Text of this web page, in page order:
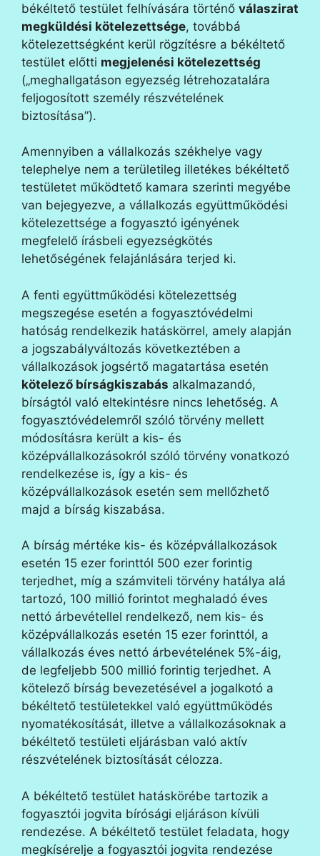
békéltető testület felhívására történő válaszirat
megküldési kötelezettsége, továbbá
kötelezettségként kerül rögzítésre a békéltető
testület előtti megjelenési kötelezettség
(„meghallgatáson egyezség létrehozatalára
feljogosított személy részvételének
biztosítása”).
Amennyiben a vállalkozás székhelye vagy
telephelye nem a területileg illetékes békéltető
testületet működtető kamara szerinti megyébe
van bejegyezve, a vállalkozás együttműködési
kötelezettsége a fogyasztó igényének
megfelelő írásbeli egyezségkötés
lehetőségének felajánlására terjed ki.
A fenti együttműködési kötelezettség
megszegése esetén a fogyasztóvédelmi
hatóság rendelkezik hatáskörrel, amely alapján
a jogszabályváltozás következtében a
vállalkozások jogsértő magatartása esetén
kötelező bírságkiszabás alkalmazandó,
bírságtól való eltekintésre nincs lehetőség. A
fogyasztóvédelemről szóló törvény mellett
módosításra került a kis- és
középvállalkozásokról szóló törvény vonatkozó
rendelkezése is, így a kis- és
középvállalkozások esetén sem mellőzhető
majd a bírság kiszabása.
A bírság mértéke kis- és középvállalkozások
esetén 15 ezer forinttól 500 ezer forintig
terjedhet, míg a számviteli törvény hatálya alá
tartozó, 100 millió forintot meghaladó éves
nettó árbevétellel rendelkező, nem kis- és
középvállalkozás esetén 15 ezer forinttól, a
vállalkozás éves nettó árbevételének 5%-áig,
de legfeljebb 500 millió forintig terjedhet. A
kötelező bírság bevezetésével a jogalkotó a
békéltető testületekkel való együttműködés
nyomatékosítását, illetve a vállalkozásoknak a
békéltető testületi eljárásban való aktív
részvételének biztosítását célozza.
A békéltető testület hatáskörébe tartozik a
fogyasztói jogvita bírósági eljáráson kívüli
rendezése. A békéltető testület feladata, hogy
megkísérelje a fogyasztói jogvita rendezése